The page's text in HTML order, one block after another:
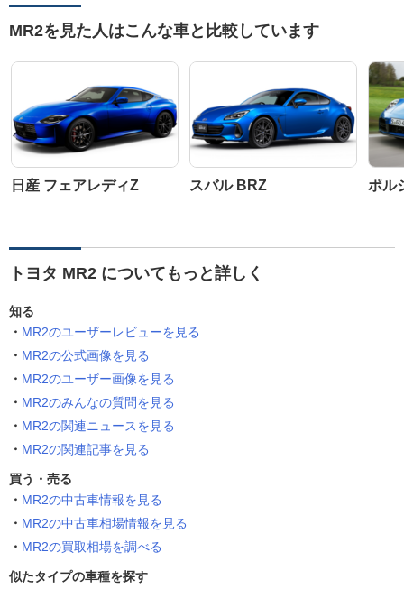
MR2を見た人はこんな車と比較しています
日産 フェアレディZ スバル BRZ ポル
トヨタ MR2 についてもっと詳しく
知る
MR2のユーザーレビューを見る
MR2の公式画像を見る
MR2のユーザー画像を見る
MR2のみんなの質問を見る
MR2の関連ニュースを見る
MR2の関連記事を見る
買う・売る
MR2の中古車情報を見る
MR2の中古車相場情報を見る
MR2の買取相場を調べる
似たタイプの車種を探す